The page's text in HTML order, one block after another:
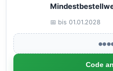
Rabatten
📅 bis 01.01.2028
Code